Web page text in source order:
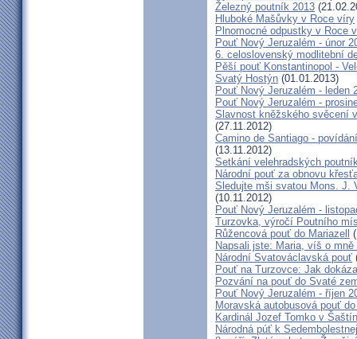
Železný poutník 2013
Hluboké Mašůvky v Roce víry
Plnomocné odpustky v Roce
Pouť Nový Jeruzalém - únor
6. celoslovenský modlitební
Pěší pouť Konstantinopol -
Svatý Hostýn (01.01.2013)
Pouť Nový Jeruzalém - leden
Pouť Nový Jeruzalém -
Slavnost kněžského svěcení
(27.11.2012)
Camino de Santiago -
(13.11.2012)
Setkání velehradských
Národní pouť za obnovu
Sledujte mši svatou Mons. J.
(10.11.2012)
Pouť Nový Jeruzalém -
Turzovka, výročí Poutního
Růžencová pouť do Mariazell
Napsali jste: Maria, víš o mně
Národní Svatováclavská pouť
Pouť na Turzovce: Jak
Pozvání na pouť do Svaté
Pouť Nový Jeruzalém - říjen
Moravská autobusová pouť
Kardinál Jozef Tomko v
Národná púť k